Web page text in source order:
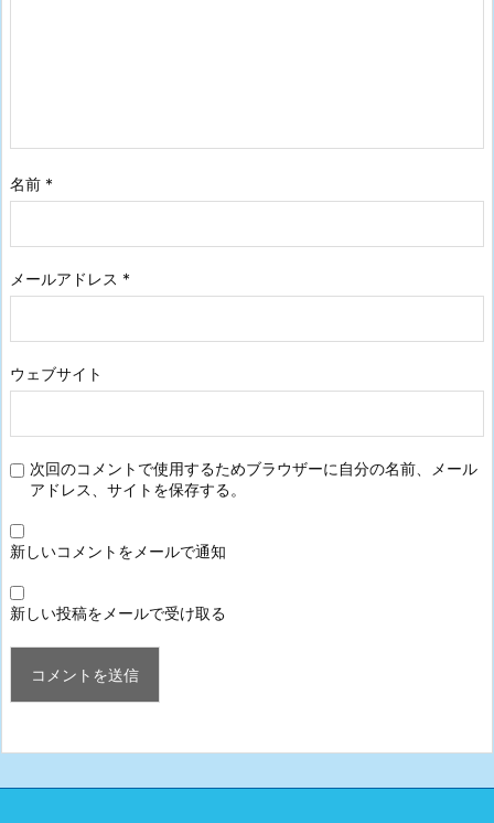
名前 *
メールアドレス *
ウェブサイト
次回のコメントで使用するためブラウザーに自分の名前、メール
アドレス、サイトを保存する。
新しいコメントをメールで通知
新しい投稿をメールで受け取る